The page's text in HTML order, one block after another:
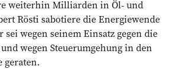
weiterhin Milliarden in Öl- und
Rösti sabotiere die Energiewende
sei wegen seinem Einsatz gegen die
wegen Steuerumgehung in den
geraten.